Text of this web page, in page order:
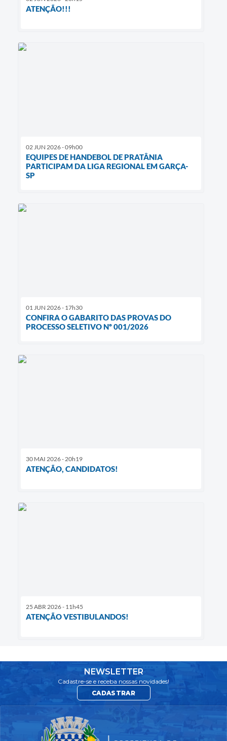
ATENÇÃO!!!
02 JUN 2026 - 09h00
EQUIPES DE HANDEBOL DE PRATÂNIA
PARTICIPAM DA LIGA REGIONAL EM GARÇA-
SP
01 JUN 2026 - 17h30
CONFIRA O GABARITO DAS PROVAS DO
PROCESSO SELETIVO Nº 001/2026
30 MAI 2026 - 20h19
ATENÇÃO, CANDIDATOS!
25 ABR 2026 - 11h45
ATENÇÃO VESTIBULANDOS!
NEWSLETTER
Cadastre-se e receba nossas novidades!
CADASTRAR